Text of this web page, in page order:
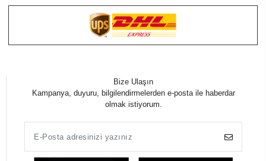
Bize Ulaşın
Kampanya, duyuru, bilgilendirmelerden e-posta ile haberdar
olmak istiyorum.